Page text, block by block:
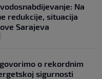
Na
redukcije, situacija
Sarajeva
o rekordnim
sigurnosti